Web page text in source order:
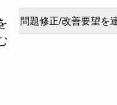
問題修正/改善要望を